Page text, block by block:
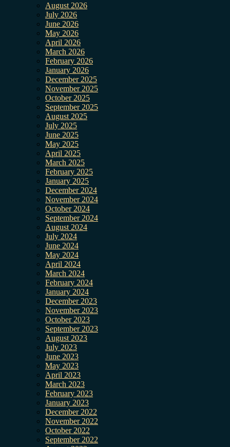
August 2026
July 2026
June 2026
May 2026
April 2026
March 2026
February 2026
January 2026
December 2025
November 2025
October 2025
September 2025
August 2025
July 2025
June 2025
May 2025
April 2025
March 2025
February 2025
January 2025
December 2024
November 2024
October 2024
September 2024
August 2024
July 2024
June 2024
May 2024
April 2024
March 2024
February 2024
January 2024
December 2023
November 2023
October 2023
September 2023
August 2023
July 2023
June 2023
May 2023
April 2023
March 2023
February 2023
January 2023
December 2022
November 2022
October 2022
September 2022